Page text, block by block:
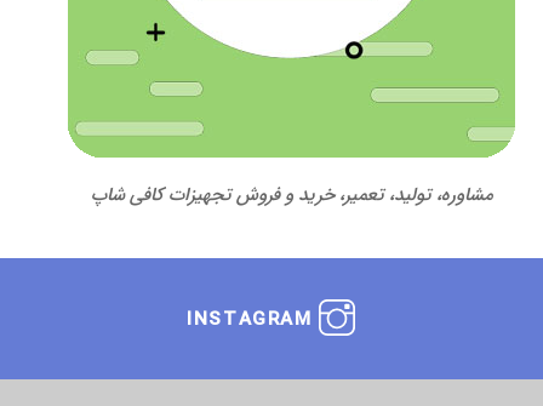
مشاوره، تولید، تعمیر، خرید و فروش تجهیزات کافی شاپ
INSTAGRAM